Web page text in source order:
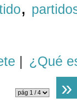
,
¿Qué
»